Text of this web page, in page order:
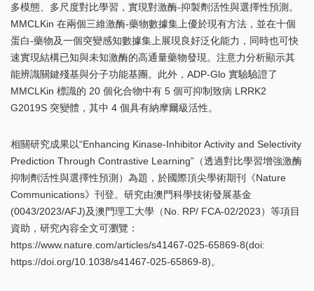
多模態、多尺度對比學習，實現對激酶-抑製劑活性與選擇性預測。
MMCLKin 在兩個三維激酶-藥物數據集上優於現有方法，並在十個
蛋白-藥物及一個突變感知數據集上展現良好泛化能力，同時也可快
速實現結構已知與未知激酶的高通量藥物發現。注意力分析顯示其
能辨識關鍵殘基與分子功能基團。此外，ADP-Glo​​ 實驗驗證了
MMCLKin 標識的 20 個化合物中有 5 個可抑制致病 LRRK2
G2019S 突變體，其中 4 個具有納摩爾級活性。
相關研究成果以“Enhancing Kinase-Inhibitor Activity and Selectivity
Prediction Through Contrastive Learning”（透過對比學習增強激酶
抑制劑活性與選擇性預測）為題，於國際頂尖學術期刊《Nature
Communications》刊登。研究由澳門科學技術發展基金
(0043/2023/AFJ)及澳門理工大學（No. RP/ FCA-02/2023）等項目
資助，研究內容全文可瀏覽：
https://www.nature.com/articles/s41467-025-65869-8(doi:
https://doi.org/10.1038/s41467-025-65869-8)。